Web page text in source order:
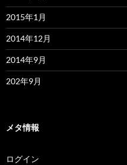
2015年1月
2014年12月
2014年9月
202年9月
メタ情報
ログイン